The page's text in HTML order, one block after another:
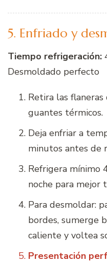
5. Enfriado y
Tiempo refrigeración:
Desmoldado perfecto
Retira las flaneras
guantes térmicos.
Deja enfriar a
minutos antes de
Refrigera mínimo
noche para mejor
Para desmoldar:
bordes, sumerge
caliente y voltea
Presentación